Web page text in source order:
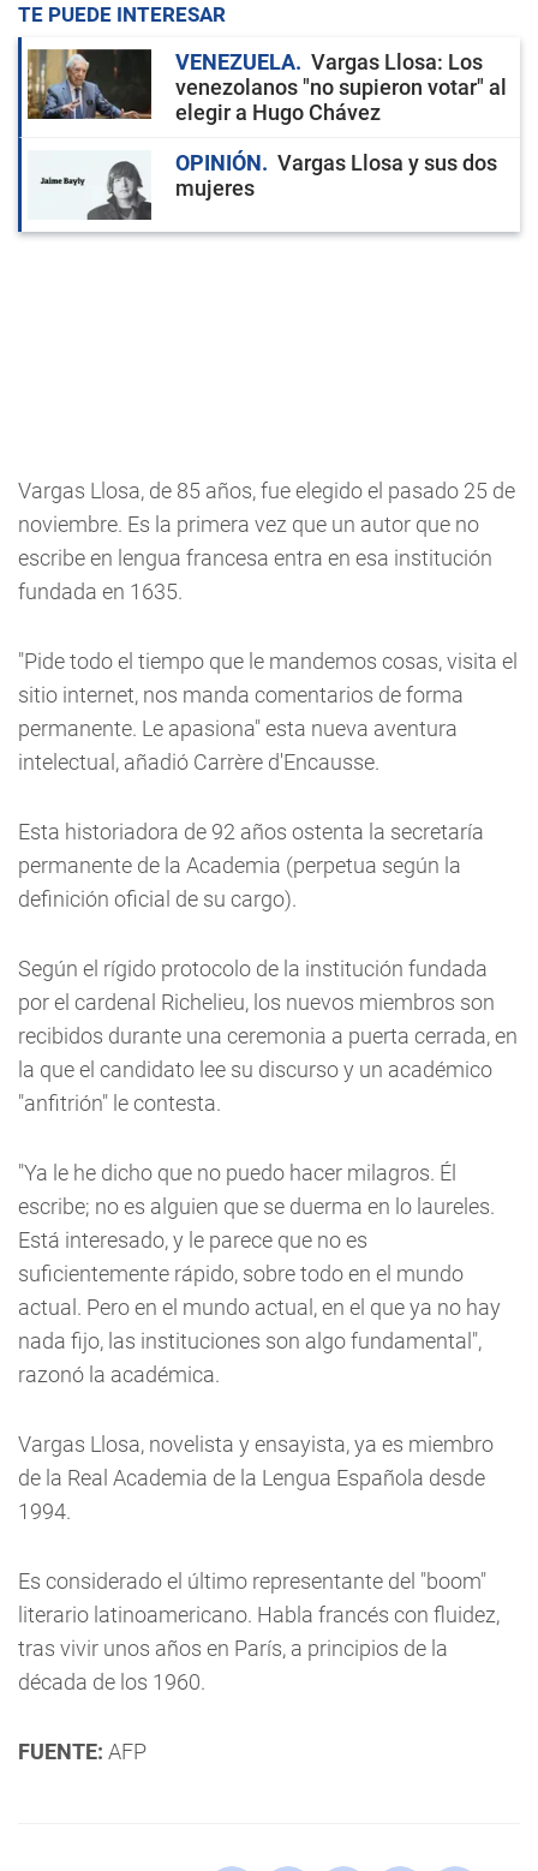
TE PUEDE INTERESAR
VENEZUELA
Vargas Llosa: Los
venezolanos "no supieron votar" al
elegir a Hugo Chávez
OPINIÓN
Vargas Llosa y sus dos
mujeres
Vargas Llosa, de 85 años, fue elegido el pasado 25 de
noviembre. Es la primera vez que un autor que no
escribe en lengua francesa entra en esa institución
fundada en 1635.
"Pide todo el tiempo que le mandemos cosas, visita el
sitio internet, nos manda comentarios de forma
permanente. Le apasiona" esta nueva aventura
intelectual, añadió Carrère d'Encausse.
Esta historiadora de 92 años ostenta la secretaría
permanente de la Academia (perpetua según la
definición oficial de su cargo).
Según el rígido protocolo de la institución fundada
por el cardenal Richelieu, los nuevos miembros son
recibidos durante una ceremonia a puerta cerrada, en
la que el candidato lee su discurso y un académico
"anfitrión" le contesta.
"Ya le he dicho que no puedo hacer milagros. Él
escribe; no es alguien que se duerma en lo laureles.
Está interesado, y le parece que no es
suficientemente rápido, sobre todo en el mundo
actual. Pero en el mundo actual, en el que ya no hay
nada fijo, las instituciones son algo fundamental",
razonó la académica.
Vargas Llosa, novelista y ensayista, ya es miembro
de la Real Academia de la Lengua Española desde
1994.
Es considerado el último representante del "boom"
literario latinoamericano. Habla francés con fluidez,
tras vivir unos años en París, a principios de la
década de los 1960.
FUENTE: AFP